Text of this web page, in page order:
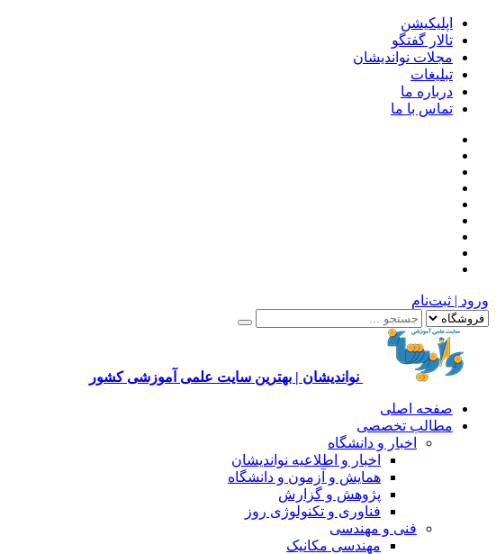
اپلیکیشن
تالار گفتگو
مجلات نواندیشان
تبلیغات
درباره ما
تماس با ما
ورود | ثبت‌نام
نواندیشان | بهترین سایت علمی آموزشی کشور
صفحه اصلی
مطالب تخصصی
اخبار و دانشگاه
اخبار و اطلاعیه نواندیشان
همایش و آزمون و دانشگاه
پژوهش و گزارش
فناوری و تکنولوژی روز
فنی و مهندسی
مهندسی مکانیک